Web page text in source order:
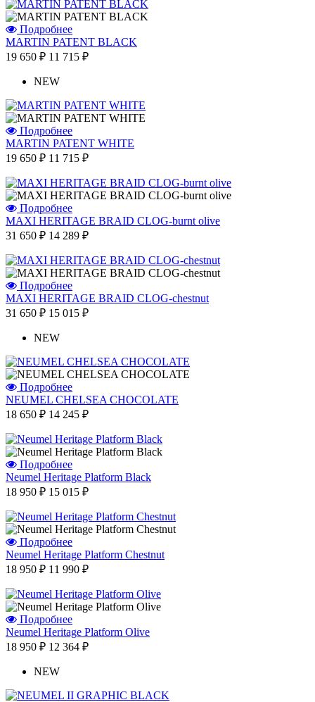
Подробнее
MARTIN PATENT BLACK
19 650 ₽ 11 715 ₽
NEW
Подробнее
MARTIN PATENT WHITE
19 650 ₽ 11 715 ₽
Подробнее
MAXI HERITAGE BRAID CLOG-burnt olive
31 650 ₽ 14 289 ₽
Подробнее
MAXI HERITAGE BRAID CLOG-chestnut
31 650 ₽ 15 015 ₽
NEW
Подробнее
NEUMEL CHELSEA CHOCOLATE
18 650 ₽ 14 245 ₽
Подробнее
Neumel Heritage Platform Black
18 950 ₽ 15 015 ₽
Подробнее
Neumel Heritage Platform Chestnut
18 950 ₽ 11 990 ₽
Подробнее
Neumel Heritage Platform Olive
18 950 ₽ 12 364 ₽
NEW